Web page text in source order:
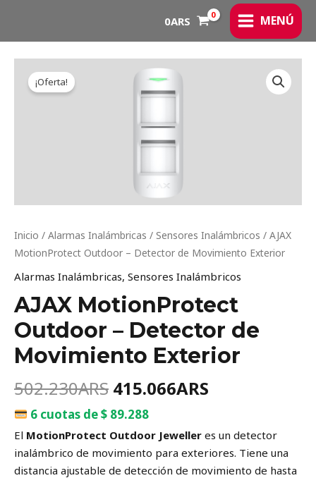
contenido
0ARS
MAIN
MENU
MENÚ
¡Oferta!
Inicio / Alarmas Inalámbricas / Sensores Inalámbricos / AJAX
MotionProtect Outdoor – Detector de Movimiento Exterior
Alarmas Inalámbricas, Sensores Inalámbricos
AJAX MotionProtect
Outdoor – Detector de
Movimiento Exterior
502.230ARS
Original
price
was:
502.230ARS.
415.066ARS
Current
6 cuotas de $ 89.288
El MotionProtect Outdoor Jeweller es un detector
inalámbrico de movimiento para exteriores. Tiene una
distancia ajustable de detección de movimiento de hasta
MotionProtect
cantidad